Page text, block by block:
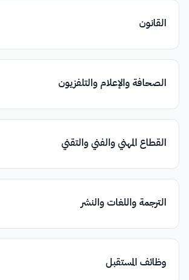
القانون
الصحافة والإعلام والتلفزيون
القطاع المهني والفني والتقني
الترجمة واللغات والنشر
وظائف المستقبل